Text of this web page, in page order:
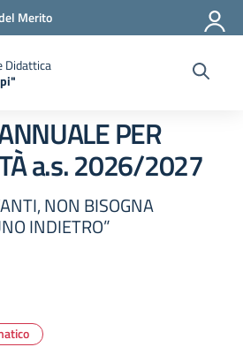
Merito
Didattica
PER
a.s. 2026/2027
NON BISOGNA
INDIETRO”